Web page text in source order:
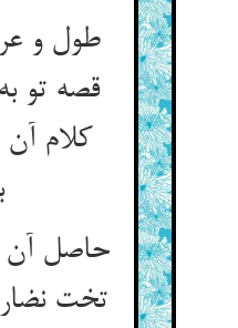
طول و
قصه تو
کلام
بجو
حاصل آن
تخت